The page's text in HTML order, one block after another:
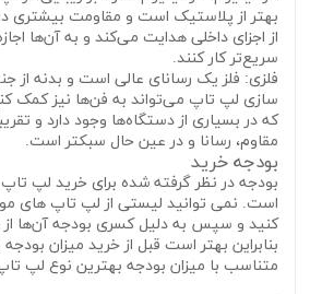
بهتر از پلاستیک است و مقاومت بیشتری
از اجزای داخلی هدایت می‌کند و به آ‌ن‌ها
سریع‌تر کار کنند.
فلزی: فلز یک رسانای عالی است و بدنه از
سازی لپ تاپ می‌تواند به فن‌ها نیز کمک
که در بسیاری از دستگاه‌ها وجود دارد و
مقاوم، رسانا و در عین حال سبکتر است.
بودجه خرید
بودجه در نظر گرفته شده برای خرید لپ تاپ
است. نمی‌ توانید لیستی از لپ تاپ‌ های
کنید و سپس به دلیل کسری بودجه آن‌ها
بنابراین بهتر است قبل از خرید میزان بودجه
متناسب با میزان بودجه بهترین نوع لپ